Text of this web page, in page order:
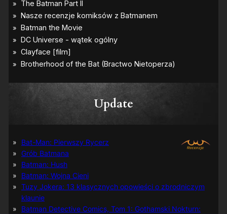
Update
Bat-Man: Pierwszy Rycerz
Grób Batmana
Batman: Hush
Batman: Wojna Cieni
Tuzy Jokera: 13 klasycznych opowieści o zbrodniczym
klaunie
Batman Detective Comics, Tom 1: Gothamski Nokturn: